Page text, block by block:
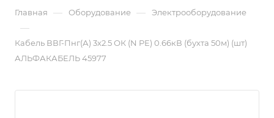
Главная — Оборудование — Электрооборудование
—
Кабель ВВГ-Пнг(А) 3х2.5 ОК (N PE) 0.66кВ (бухта 50м) (шт)
АЛЬФАКАБЕЛЬ 45977